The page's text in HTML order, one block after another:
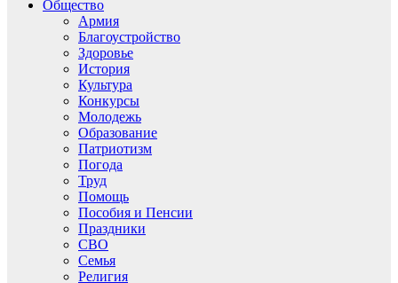
Общество
Армия
Благоустройство
Здоровье
История
Культура
Конкурсы
Молодежь
Образование
Патриотизм
Погода
Труд
Помощь
Пособия и Пенсии
Праздники
СВО
Семья
Религия